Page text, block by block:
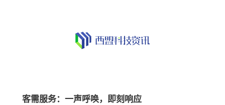
客需服务：一声呼唤，即刻响应